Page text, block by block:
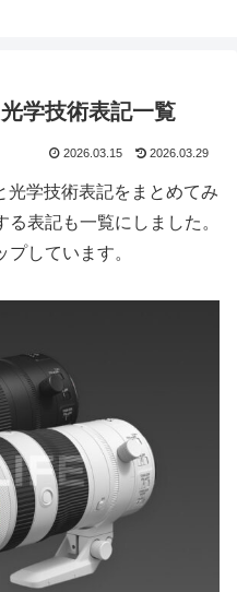
学技術表記一覧
2026.03.15 2026.03.29
光学技術表記をまとめてみ
表記も一覧にしました。
しています。